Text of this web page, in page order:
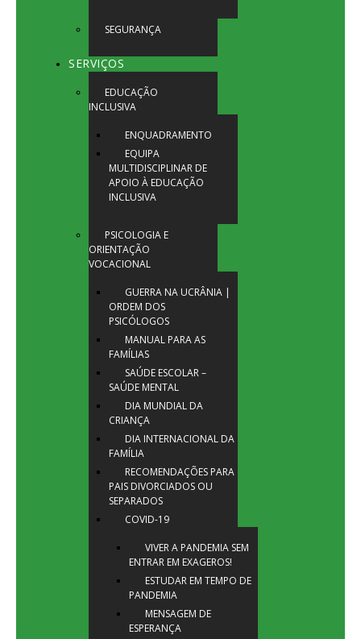
SEGURANÇA
SERVIÇOS
EDUCAÇÃO
INCLUSIVA
ENQUADRAMENTO
EQUIPA
MULTIDISCIPLINAR DE
APOIO À EDUCAÇÃO
INCLUSIVA
PSICOLOGIA E
ORIENTAÇÃO
VOCACIONAL
GUERRA NA UCRÂNIA |
ORDEM DOS
PSICÓLOGOS
MANUAL PARA AS
FAMÍLIAS
SAÚDE ESCOLAR –
SAÚDE MENTAL
DIA MUNDIAL DA
CRIANÇA
DIA INTERNACIONAL DA
FAMÍLIA
RECOMENDAÇÕES PARA
PAIS DIVORCIADOS OU
SEPARADOS
COVID-19
VIVER A PANDEMIA SEM
ENTRAR EM EXAGEROS!
ESTUDAR EM TEMPO DE
PANDEMIA
MENSAGEM DE
ESPERANÇA